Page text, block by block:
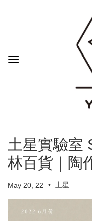
土星實驗室
林百貨｜陶
May 20, 22 • 土星